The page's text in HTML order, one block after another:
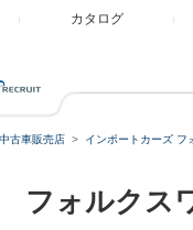
カタログ
古車販売店 インポートカーズ フ
ォルクス